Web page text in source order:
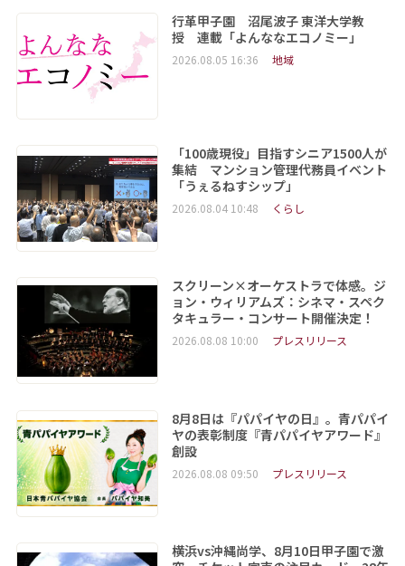
行革甲子園 沼尾波子 東洋大学教
授 連載「よんななエコノミー」
2026.08.05 16:36 地域
「100歳現役」目指すシニア1500人が
集結 マンション管理代務員イベント
「うぇるねすシップ」
2026.08.04 10:48 くらし
スクリーン×オーケストラで体感。ジ
ョン・ウィリアムズ：シネマ・スペク
タキュラー・コンサート開催決定！
2026.08.08 10:00 プレスリリース
8月8日は『パパイヤの日』。青パパイ
ヤの表彰制度『青パパイヤアワード』
創設
2026.08.08 09:50 プレスリリース
横浜vs沖縄尚学、8月10日甲子園で激